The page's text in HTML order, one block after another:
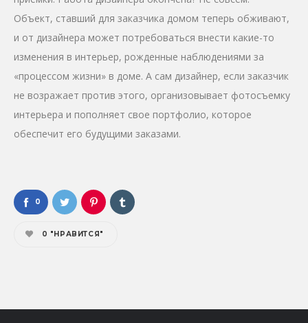
Объект, ставший для заказчика домом теперь обживают,
и от дизайнера может потребоваться внести какие-то
изменения в интерьер, рожденные наблюдениями за
«процессом жизни» в доме. А сам дизайнер, если заказчик
не возражает против этого, организовывает фотосъемку
интерьера и пополняет свое портфолио, которое
обеспечит его будущими заказами.
0
0 "НРАВИТСЯ"